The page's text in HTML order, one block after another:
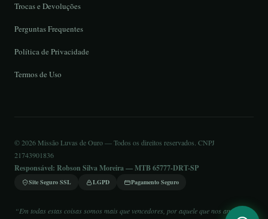
Trocas e Devoluções
Perguntas Frequentes
Política de Privacidade
Termos de Uso
© 2026 Missão Luvas de Ouro — Todos os direitos reservados. CNPJ
21743901836
Responsável: Robson Silva Moreira — MTB 65777-DRT-SP
Site Seguro SSL LGPD Pagamento Seguro
“Em todas estas coisas somos mais que vencedores, por aquele que nos amou.” —